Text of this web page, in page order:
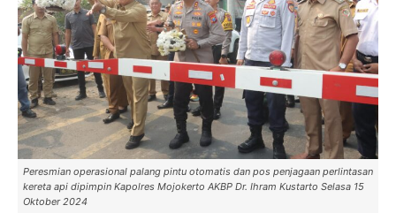
Peresmian operasional palang pintu otomatis dan pos penjagaan perlintasan
kereta api dipimpin Kapolres Mojokerto AKBP Dr. Ihram Kustarto Selasa 15
Oktober 2024